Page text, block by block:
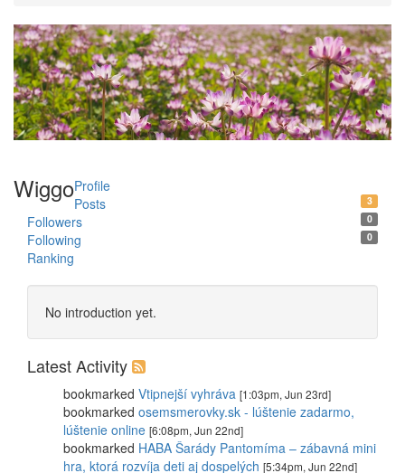
WiggoProfile
Posts
3
Followers 0
Following 0
Ranking
No introduction yet.
Latest Activity
bookmarked Vtipnejší vyhráva [1:03pm, Jun 23rd]
bookmarked osemsmerovky.sk - lúštenie zadarmo,
lúštenie online [6:08pm, Jun 22nd]
bookmarked HABA Šarády Pantomíma – zábavná mini
hra, ktorá rozvíja deti aj dospelých [5:34pm, Jun 22nd]